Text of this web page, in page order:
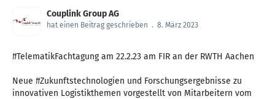
Couplink Group AG
hat einen Beitrag geschrieben . 8. März 2023
#TelematikFachtagung am 22.2.23 am FIR an der RWTH Aachen
Neue #Zukunftstechnologien und Forschungsergebnisse zu
innovativen Logistikthemen vorgestellt von Mitarbeitern vom